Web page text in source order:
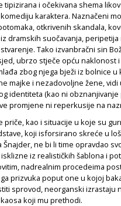
tipizirana i očekivana shema
karaktera. Naznačeni
otkrivenih skandala,
dramskih suočavanja,
Tako izvanbračni sin
ubrzo stječe opću naklonost
zbog njega bježi iz bolnice u
majke i nezadovoljne žene,
identiteta (kao ni
promjene ni reperkusije na
priče, kao i situacije u koje su
koji isforsirano skreće u
Šnajder, ne bi li time opravdao
iz realističkih šablona i
nadrealnim procedeima
prizvuka poput one u kojoj
sprovod, neorganski izrastaju
koji mu prethodi.